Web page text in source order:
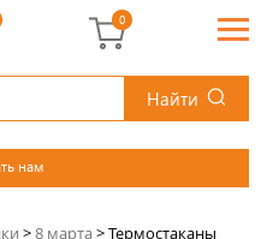
Найти
нам
0
>8 марта>Термостаканы